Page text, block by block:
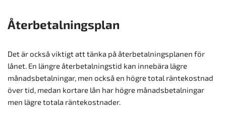
Återbetalningsplan
Det är också viktigt att tänka på återbetalningsplanen för
lånet. En längre återbetalningstid kan innebära lägre
månadsbetalningar, men också en högre total räntekostnad
över tid, medan kortare lån har högre månadsbetalningar
men lägre totala räntekostnader.